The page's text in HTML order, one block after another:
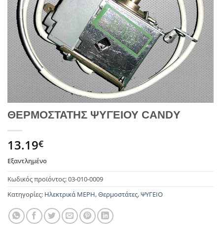
ΘΕΡΜΟΣΤΑΤΗΣ ΨΥΓΕΙΟΥ CANDY
13.19€
Εξαντλημένο
Κωδικός προϊόντος:03-010-0009
Κατηγορίες: Ηλεκτρικά ΜΕΡΗ,Θερμοστάτες,ΨΥΓΕΙΟ